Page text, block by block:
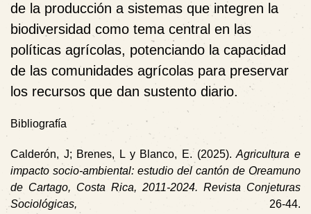
de la producción a sistemas que integren la
biodiversidad como tema central en las
políticas agrícolas, potenciando la capacidad
de las comunidades agrícolas para preservar
los recursos que dan sustento diario.
Bibliografía
Calderón, J; Brenes, L y Blanco, E. (2025).Agricultura e
impacto socio-ambiental: estudio del cantón de Oreamuno
de Cartago, Costa Rica, 2011-2024. Revista Conjeturas
Sociológicas, 26-44.